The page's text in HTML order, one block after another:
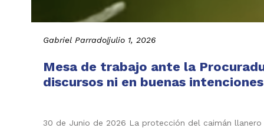
Gabriel Parrado|julio 1, 2026
Mesa de trabajo ante la
discursos ni en buenas
30 de Junio de 2026 La protección del caimán llanero